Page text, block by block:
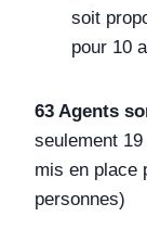
soit
pour 10
63 Agents
seulement
mis en place
personnes)